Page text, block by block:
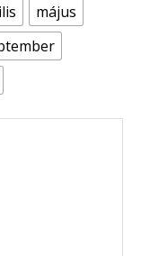
május